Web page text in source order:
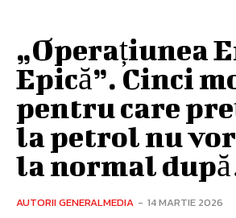
„Operațiunea
Epică”. Cinci
pentru care
la petrol nu
la normal
AUTORII GENERALMEDIA - 14 MARTIE 2026